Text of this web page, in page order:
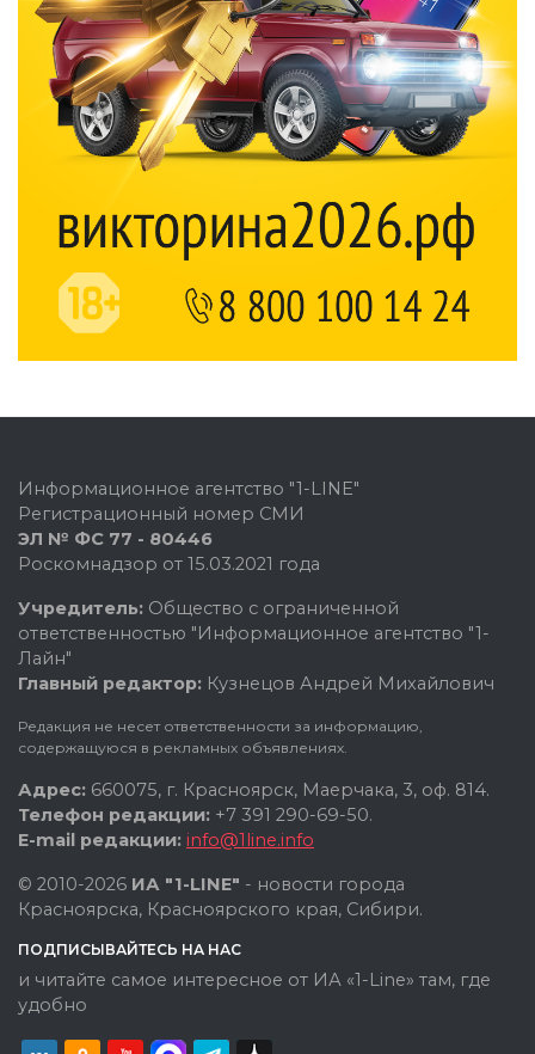
Информационное агентство "1-LINE"
Регистрационный номер СМИ
ЭЛ № ФС 77 - 80446
Роскомнадзор от 15.03.2021 года
Учредитель: Общество с ограниченной
ответственностью "Информационное агентство "1-
Лайн"
Главный редактор: Кузнецов Андрей Михайлович
Редакция не несет ответственности за информацию,
содержащуюся в рекламных объявлениях.
Адрес: 660075, г. Красноярск, Маерчака, 3, оф. 814.
Телефон редакции: +7 391 290-69-50.
E-mail редакции: info@1line.info
© 2010-2026 ИА "1-LINE" - новости города
Красноярска, Красноярского края, Сибири.
ПОДПИСЫВАЙТЕСЬ НА НАС
и читайте самое интересное от ИА «1-Line» там, где
удобно